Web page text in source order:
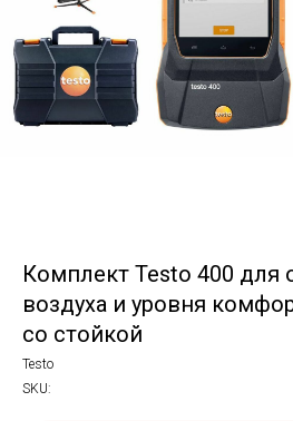
Комплект Testo 400 для
воздуха и уровня
со стойкой
Testo
SKU: